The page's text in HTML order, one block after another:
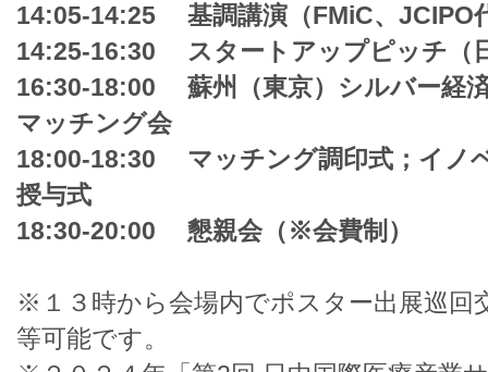
14:05-14:25 基調講演（FMiC、JCIPO
14:25-16:30 スタートアップピッチ（
16:30-18:00 蘇州（東京）シルバー経
マッチング会
18:00-18:30 マッチング調印式；イノ
授与式
18:30-20:00 懇親会（※会費制）
※１３時から会場内でポスター出展巡回
等可能です。